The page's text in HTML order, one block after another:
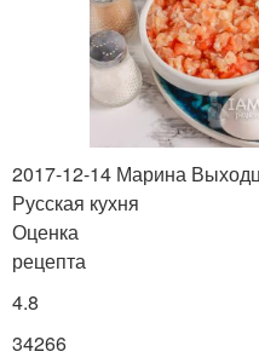
2017-12-14 Марина
Русская кухня
Оценка
рецепта
4.8
34266